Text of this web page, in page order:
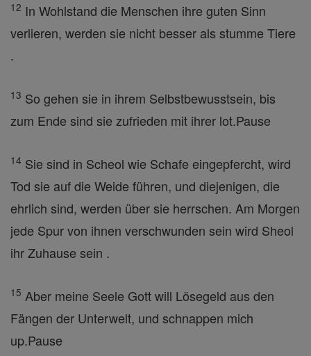
12 In Wohlstand die Menschen ihre guten Sinn
verlieren, werden sie nicht besser als stumme Tiere
.
13 So gehen sie in ihrem Selbstbewusstsein, bis
zum Ende sind sie zufrieden mit ihrer lot.Pause
14 Sie sind in Scheol wie Schafe eingepfercht, wird
Tod sie auf die Weide führen, und diejenigen, die
ehrlich sind, werden über sie herrschen. Am Morgen
jede Spur von ihnen verschwunden sein wird Sheol
ihr Zuhause sein .
15 Aber meine Seele Gott will Lösegeld aus den
Fängen der Unterwelt, und schnappen mich
up.Pause